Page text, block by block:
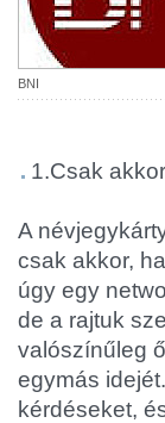
BNI
1.Csak
A
csak akkor,
úgy egy
de a rajtuk
valószínűleg
egymás
kérdéseket,